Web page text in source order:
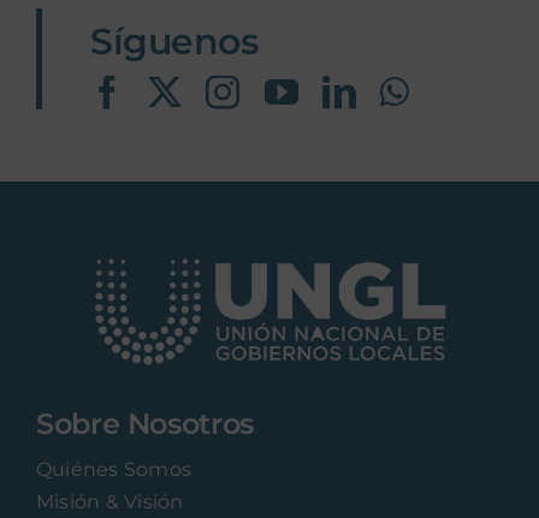
Síguenos
Sobre Nosotros
Quiénes Somos
Misión & Visión